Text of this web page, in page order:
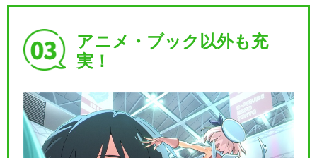
アニメ・ブック以外も充
実！